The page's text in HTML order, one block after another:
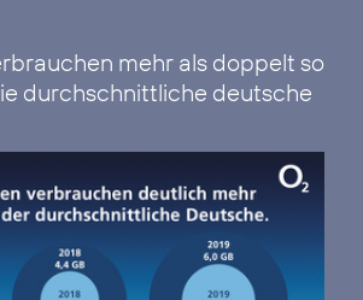
mehr als doppelt so
durchschnittliche deutsche